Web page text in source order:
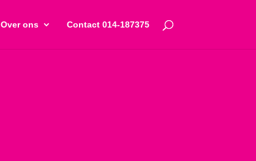
Over ons Contact 014-187375